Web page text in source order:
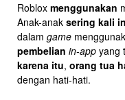
Roblox menggunakan
Anak-anak sering kali
dalam game
pembelian in-app yang
karena itu, orang tua
dengan hati-hati.